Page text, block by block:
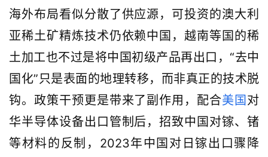
海外布局看似分散了供应源，可投资的澳大利
亚稀土矿精炼技术仍依赖中国，越南等国的稀
土加工也不过是将中国初级产品再出口，“去中
国化”只是表面的地理转移，而非真正的技术脱
钩。政策干预更是带来了副作用，配合美国 对
华半导体设备出口管制后，招致中国对镓、锗
等材料的反制，2023年中国对日镓出口骤降